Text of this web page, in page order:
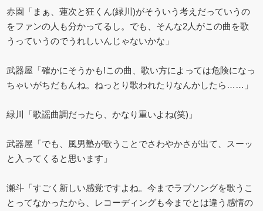
赤園「まぁ、蓮次と狂くん(緑川)がそういう考えだっていうの
をファンの人も分かってるし。でも、そんな2人がこの曲を歌
うっていうのでうれしいんじゃないかな」
武器屋「確かにそうかも!この曲、歌い方によっては危険になっ
ちゃいがちだもんね。ねっとり歌われたりなんかしたら……」
緑川「歌謡曲調だったら、かなり重いよね(笑)」
武器屋「でも、風男塾が歌うことでさわやかさが出て、スーッ
と入ってくると思います」
瀬斗「すごく新しい感覚ですよね。今までラブソングを歌うこ
とってなかったから、レコーディングも今までとは違う感情の